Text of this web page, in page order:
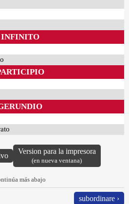
INFINITO
Version para la impresora
(en nueva ventana)
más abajo
subordinare ›